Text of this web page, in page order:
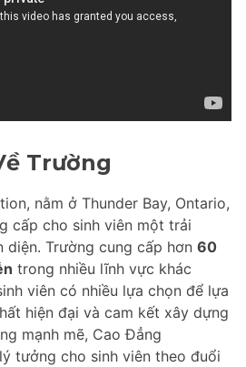
Trường
nằm ở Thunder Bay, Ontario,
cấp cho sinh viên một trải
diện. Trường cung cấp hơn 60
trong nhiều lĩnh vực khác
viên có nhiều lựa chọn để lựa
hiện đại và cam kết xây dựng
mạnh mẽ, Cao Đẳng
tưởng cho sinh viên theo đuổi